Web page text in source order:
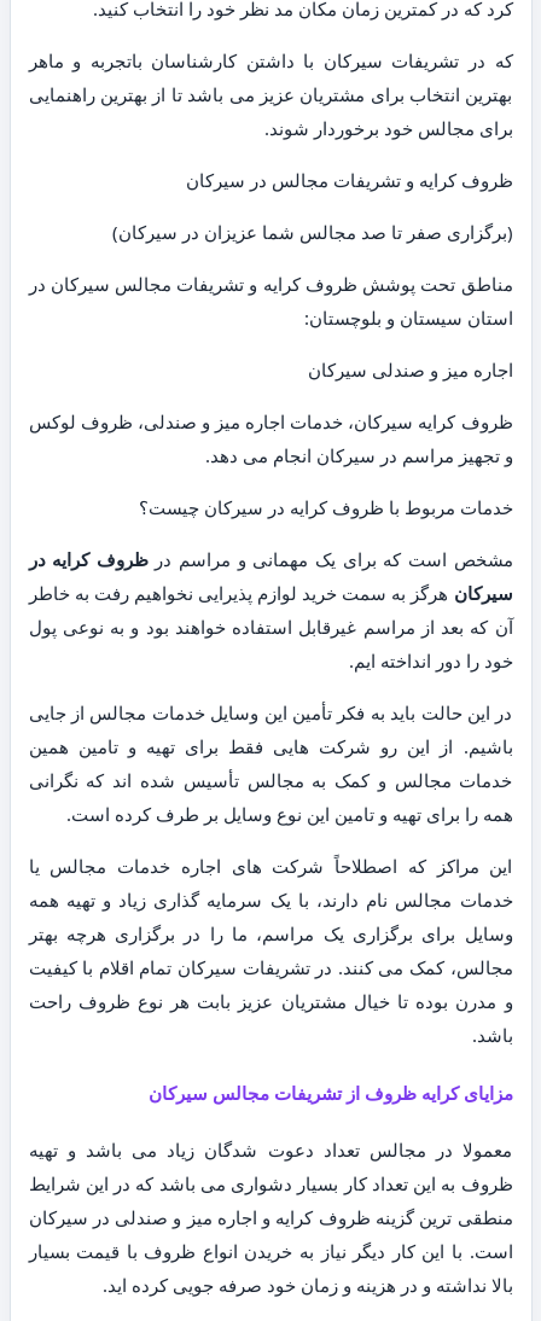
کرد که در کمترین زمان مکان مد نظر خود را انتخاب کنید.
که در تشریفات سیرکان با داشتن کارشناسان باتجربه و ماهر
بهترین انتخاب برای مشتریان عزیز می باشد تا از بهترین راهنمایی
برای مجالس خود برخوردار شوند.
ظروف کرایه و تشریفات مجالس در سیرکان
(برگزاری صفر تا صد مجالس شما عزیزان در سیرکان)
مناطق تحت پوشش ظروف کرایه و تشریفات مجالس سیرکان در
استان سیستان و بلوچستان:
اجاره میز و صندلی سیرکان
ظروف کرایه سیرکان، خدمات اجاره میز و صندلی، ظروف لوکس
و تجهیز مراسم در سیرکان انجام می دهد.
خدمات مربوط با ظروف کرایه در سیرکان چیست؟
مشخص است که برای یک مهمانی و مراسم درظروف کرایه در
سیرکان هرگز به سمت خرید لوازم پذیرایی نخواهیم رفت به خاطر
آن که بعد از مراسم غیرقابل استفاده خواهند بود و به نوعی پول
خود را دور انداخته ایم.
در این حالت باید به فکر تأمین این وسایل خدمات مجالس از جایی
باشیم. از این رو شرکت هایی فقط برای تهیه و تامین همین
خدمات مجالس و کمک به مجالس تأسیس شده اند که نگرانی
همه را برای تهیه و تامین این نوع وسایل بر طرف کرده است.
این مراکز که اصطلاحاً شرکت های اجاره خدمات مجالس یا
خدمات مجالس نام دارند، با یک سرمایه گذاری زیاد و تهیه همه
وسایل برای برگزاری یک مراسم، ما را در برگزاری هرچه بهتر
مجالس، کمک می کنند. در تشریفات سیرکان تمام اقلام با کیفیت
و مدرن بوده تا خیال مشتریان عزیز بابت هر نوع ظروف راحت
باشد.
مزایای کرایه ظروف از تشریفات مجالس سیرکان
معمولا در مجالس تعداد دعوت شدگان زیاد می باشد و تهیه
ظروف به این تعداد کار بسیار دشواری می باشد که در این شرایط
منطقی ترین گزینه ظروف کرایه و اجاره میز و صندلی در سیرکان
است. با این کار دیگر نیاز به خریدن انواع ظروف با قیمت بسیار
بالا نداشته و در هزینه و زمان خود صرفه جویی کرده اید.